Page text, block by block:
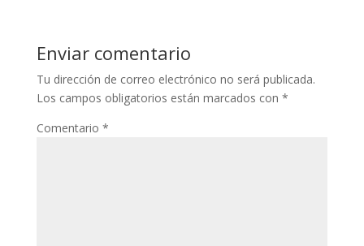
Enviar comentario
Tu dirección de correo electrónico no será publicada.
Los campos obligatorios están marcados con *
Comentario *